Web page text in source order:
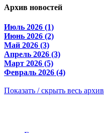
Архив новостей
Июль 2026 (1)
Июнь 2026 (2)
Май 2026 (3)
Апрель 2026 (3)
Март 2026 (5)
Февраль 2026 (4)
Показать / скрыть весь архив